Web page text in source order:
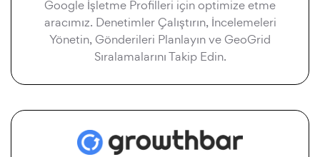
Google İşletme Profilleri için optimize etme
aracımız. Denetimler Çalıştırın, İncelemeleri
Yönetin, Gönderileri Planlayın ve GeoGrid
Sıralamalarını Takip Edin.